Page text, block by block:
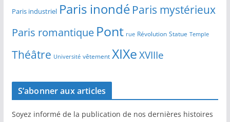
Paris industriel Paris inondé Paris mystérieux
Paris romantique Pont rue Révolution Statue Temple
Théâtre Université vêtement XIXeXVIIIe
S’abonner aux articles
Soyez informé de la publication de nos dernières histoires